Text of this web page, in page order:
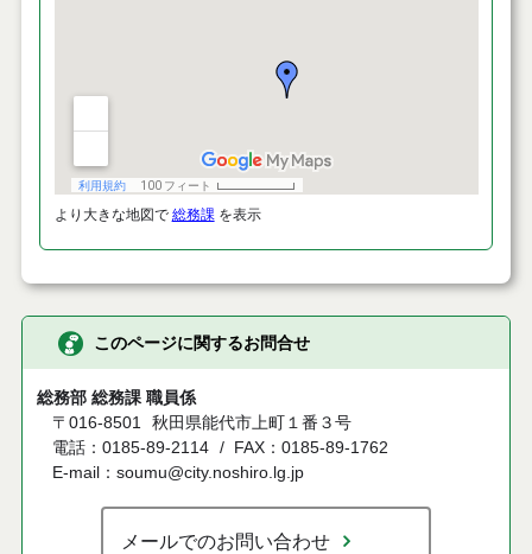
より大きな地図で 総務課を表示
このページに関するお問合せ
総務部 総務課 職員係
〒016-8501
秋田県能代市上町１番３号
電話：0185-89-2114
FAX：0185-89-1762
E-mail：soumu@city.noshiro.lg.jp
メールでのお問い合わせ